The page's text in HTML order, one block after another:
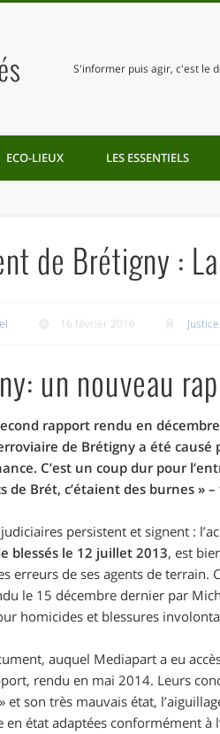
S'informer puis agir, c'est le
ECO-LIEUX LES ESSENTIELS
de Brétigny :
16 février 2016 Justice
un nouveau
rapport rendu en
de Brétigny a été causé
C’est un coup dur pour
de Brét, c’étaient des burnes » –
persistent et signent :
blessés le 12 juillet 2013, est
erreurs de ses agents de terrain.
le 15 décembre dernier par
homicides et blessures
auquel Mediapart a eu
rendu en mai 2014. Leurs
et son très mauvais état,
en état adaptées conformément à